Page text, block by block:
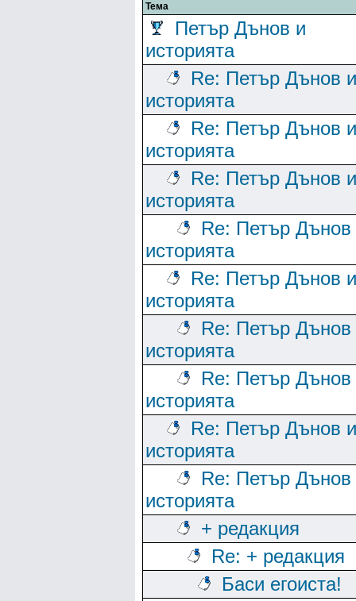
Тема
Петър Дънов и
историята
Re: Петър Дънов и
историята
Re: Петър Дънов и
историята
Re: Петър Дънов и
историята
Re: Петър Дънов
историята
Re: Петър Дънов и
историята
Re: Петър Дънов
историята
Re: Петър Дънов
историята
Re: Петър Дънов и
историята
Re: Петър Дънов
историята
+ редакция
Re: + редакция
Баси егоиста!